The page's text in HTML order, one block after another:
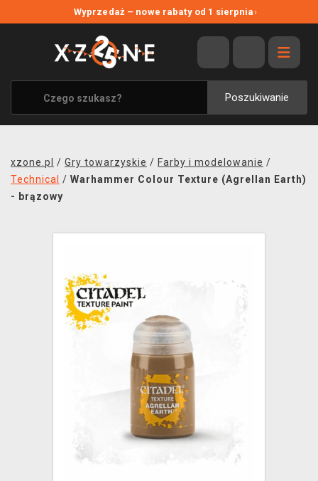
Wyprzedaż – nowe rabaty od 1 sierpnia›
Poszukiwanie
WYPRZEDAŻ
WSZYSTKIE MARKI
XZONE ORIGINALS
UBRANIA I AKCESORIA
SOUNDTRACKI
TRANSPORT
XZONE KLUB
xzone.pl / Gry towarzyskie / Farby i modelowanie /
Technical
/ Warhammer Colour Texture (Agrellan Earth)
- brązowy